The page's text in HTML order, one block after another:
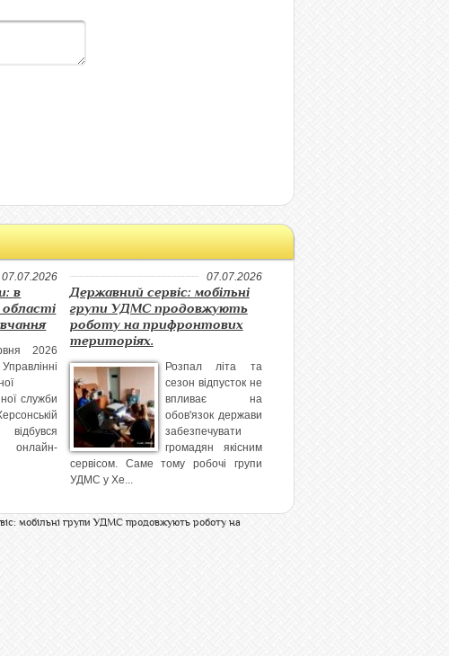
07.07.2026
в
2026
служби
відбувся
онлайн-
07.07.2026
Державний сервіс: мобільні
групи УДМС продовжують
роботу на прифронтових
територіях.
Розпал літа та
сезон відпусток не
впливає на
обов'язок держави
забезпечувати
громадян якісним
сервісом. Саме тому робочі групи
УДМС у Хе...
мобільні групи УДМС продовжують роботу на